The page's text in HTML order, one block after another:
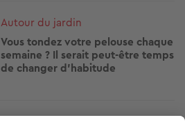
Autour du jardin
Vous tondez votre pelouse chaque
semaine ? Il serait peut-être temps
de changer d'habitude